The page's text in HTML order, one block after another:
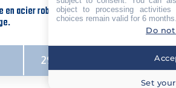
en acier robuste pour accrocher vos
29,54
object to processing
choices remain valid for 6
Do
Set